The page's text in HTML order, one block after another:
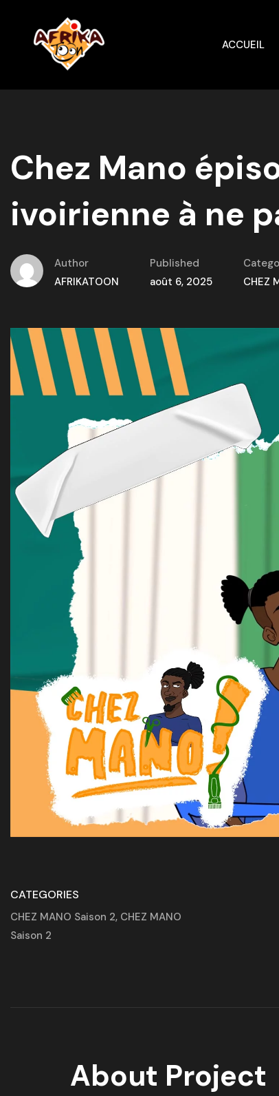
ACCUEIL
Chez Mano
ivoirienne à ne
Author
AFRIKATOON
Published
août 6, 2025
CHEZ
CATEGORIES
CHEZ MANO Saison 2, CHEZ MANO
Saison 2
About Project